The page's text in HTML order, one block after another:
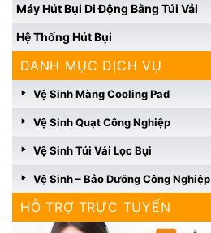
Máy Hút Bụi Di Động Bằng Túi Vải
Hệ Thống Hút Bụi
DANH MỤC DỊCH VỤ
Vệ Sinh Màng Cooling Pad
Vệ Sinh Quạt Công Nghiệp
Vệ Sinh Túi Vải Lọc Bụi
Vệ Sinh – Bảo Dưỡng Công Nghiệp
HỖ TRỢ TRỰC TUYẾN